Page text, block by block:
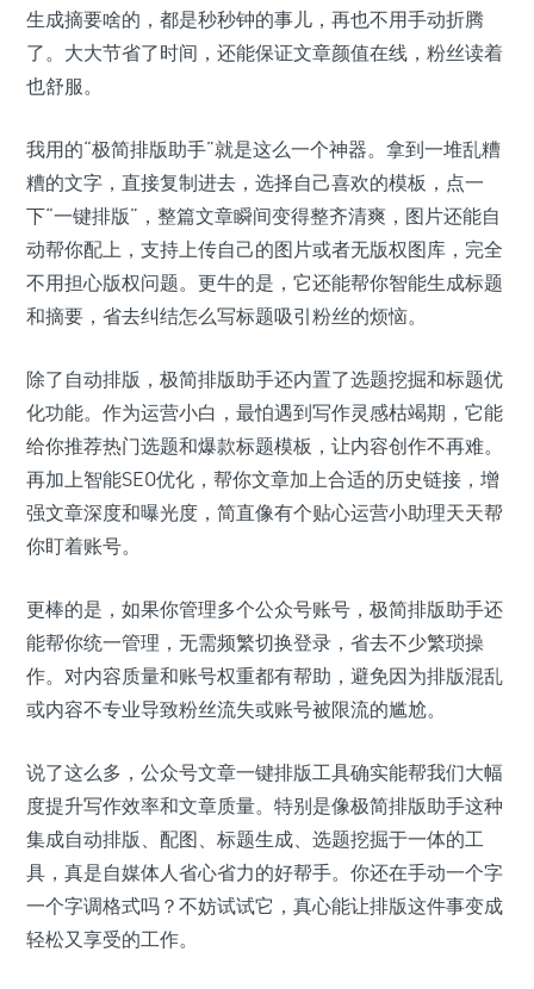
生成摘要啥的，都是秒秒钟的事儿，再也不用手动折腾
了。大大节省了时间，还能保证文章颜值在线，粉丝读着
也舒服。
我用的“极简排版助手”就是这么一个神器。拿到一堆乱糟
糟的文字，直接复制进去，选择自己喜欢的模板，点一
下“一键排版”，整篇文章瞬间变得整齐清爽，图片还能自
动帮你配上，支持上传自己的图片或者无版权图库，完全
不用担心版权问题。更牛的是，它还能帮你智能生成标题
和摘要，省去纠结怎么写标题吸引粉丝的烦恼。
除了自动排版，极简排版助手还内置了选题挖掘和标题优
化功能。作为运营小白，最怕遇到写作灵感枯竭期，它能
给你推荐热门选题和爆款标题模板，让内容创作不再难。
再加上智能SEO优化，帮你文章加上合适的历史链接，增
强文章深度和曝光度，简直像有个贴心运营小助理天天帮
你盯着账号。
更棒的是，如果你管理多个公众号账号，极简排版助手还
能帮你统一管理，无需频繁切换登录，省去不少繁琐操
作。对内容质量和账号权重都有帮助，避免因为排版混乱
或内容不专业导致粉丝流失或账号被限流的尴尬。
说了这么多，公众号文章一键排版工具确实能帮我们大幅
度提升写作效率和文章质量。特别是像极简排版助手这种
集成自动排版、配图、标题生成、选题挖掘于一体的工
具，真是自媒体人省心省力的好帮手。你还在手动一个字
一个字调格式吗？不妨试试它，真心能让排版这件事变成
轻松又享受的工作。